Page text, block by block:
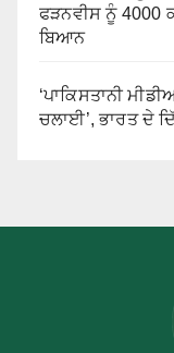
ਫੜਨਵੀਸ ਨੂੰ 4000
ਬਿਆਨ
‘ਪਾਕਿਸਤਾਨੀ
ਚਲਾਈ’, ਭਾਰਤ ਦੇ